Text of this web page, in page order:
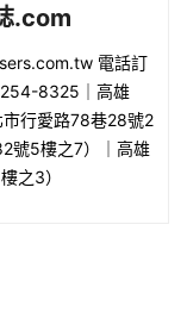
.com
電話訂
8325｜高雄
行愛路78巷28號2
號5樓之7）｜高雄
之3）